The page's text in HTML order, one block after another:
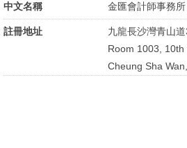
中文名稱 金匯會計師事務所
註冊地址
九龍長沙灣青山
Room 1003,
Cheung Sha